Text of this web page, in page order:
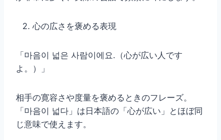
心の広さを褒める表現
「마음이 넓은 사람이에요.（心が広い人です
よ。）」
相手の寛容さや度量を褒めるときのフレーズ。
「마음이 넓다」は日本語の「心が広い」とほぼ同
じ意味で使えます。